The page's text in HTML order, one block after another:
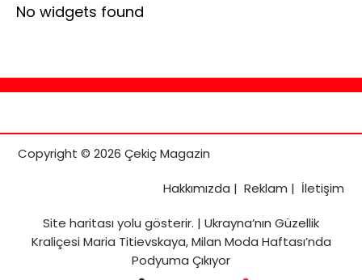
No widgets found
Copyright © 2026 Çekiç Magazin
Hakkımızda | Reklam | İletişim
Site haritasıyolu gösterir. | Ukrayna’nın Güzellik
Kraliçesi Maria Titievskaya, Milan Moda Haftası’nda
Podyuma Çıkıyor